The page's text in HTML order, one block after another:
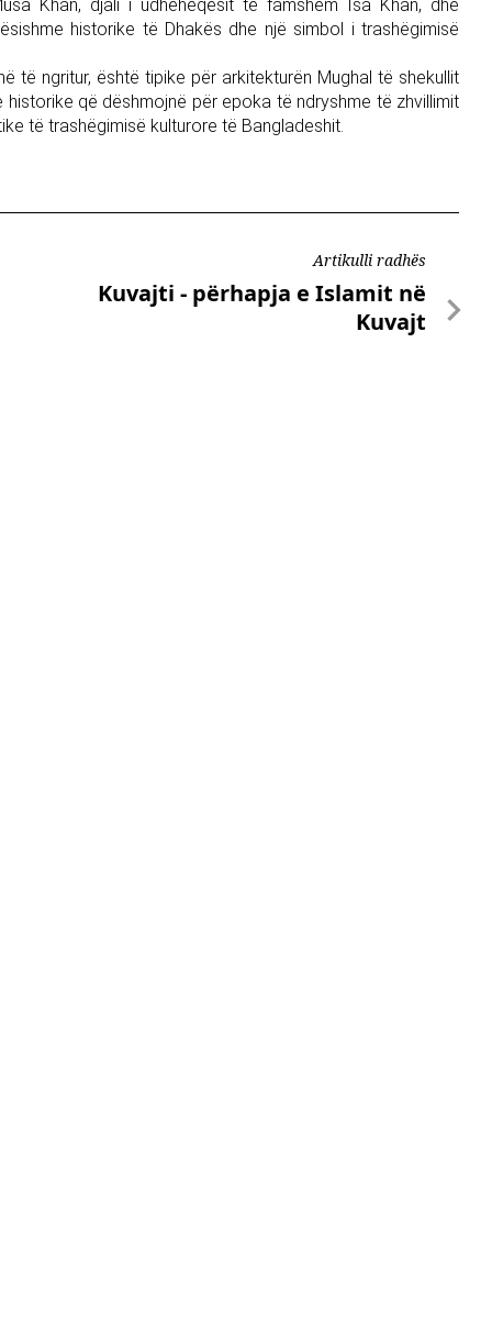
Khan, djali i udhëheqësit të famshëm Isa Khan, dhe
historike të Dhakës dhe një simbol i trashëgimisë
të ngritur, është tipike për arkitekturën Mughal të shekullit
që dëshmojnë për epoka të ndryshme të zhvillimit
të trashëgimisë kulturore të Bangladeshit.
Artikulli radhës
Kuvajti - përhapja e Islamit në
Kuvajt